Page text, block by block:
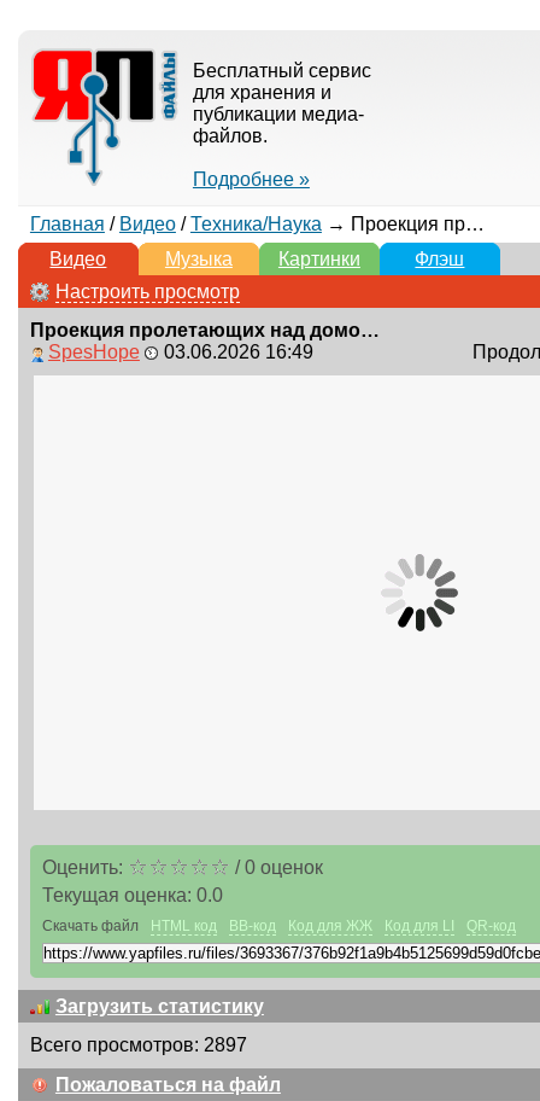
Бесплатный сервис
для хранения и
публикации медиа-
файлов.
Подробнее »
Главная / Видео/Техника/Наука → Проекция пролетающих над домом самолётов на потолок в реальном времени
Видео
Музыка Картинки
Флэш
Настроить просмотр
Проекция пролетающих над домом самолётов на потолок в реальном времени
SpesHope
03.06.2026 16:49
Оценить: /0оценок
Текущая оценка: 0.0
Скачать файл HTML код BB-код Код для ЖЖ Код для LI QR-код
Загрузить статистику
Всего просмотров: 2897
Пожаловаться на файл